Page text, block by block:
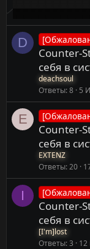
D
Counter-
себя в
deachsoul
Ответы 8 5
E
Counter-
себя в
EXTENZ
Ответы 20
I
Counter-
себя в
[I'm]lost
Ответы 3